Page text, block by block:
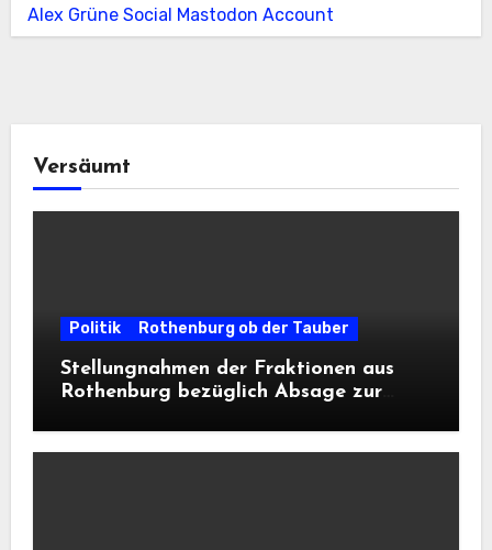
Alex Grüne Social Mastodon Account
Versäumt
Politik Rothenburg ob der Tauber
Stellungnahmen der Fraktionen aus
Rothenburg bezüglich Absage zur